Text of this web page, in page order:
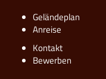
Geländeplan
Anreise
Kontakt
Bewerben